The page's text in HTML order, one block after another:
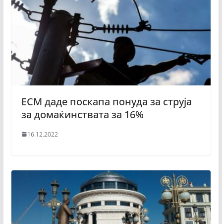
ЕСМ даде поскапа понуда за струја
за домаќинствата за 16%
16.12.2022